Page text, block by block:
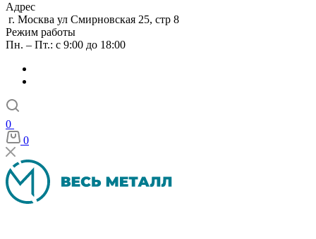
Адрес
г. Москва ул Смирновская 25, стр 8
Режим работы
Пн. – Пт.: с 9:00 до 18:00
0
0